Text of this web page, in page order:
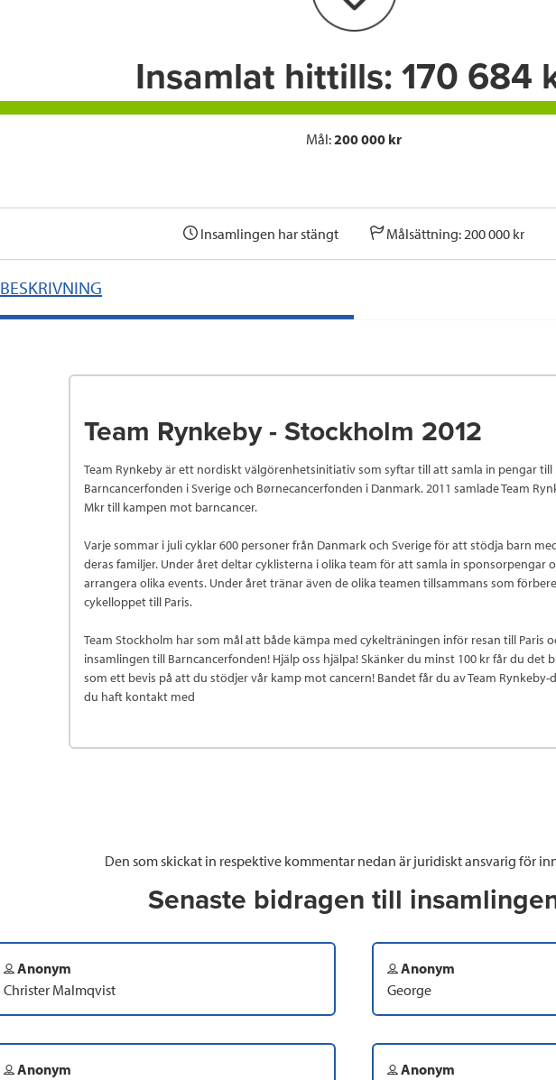
n
Insamlat hittills: 170 684
Mål:200 000 kr
Insamlingen har stängt Målsättning: 200 000 kr
BESKRIVNING
Team Rynkeby - Stockholm 2012
Team Rynkeby är ett nordiskt välgörenhetsinitiativ som syftar till att samla in pengar till
Barncancerfonden i Sverige och Børnecancerfonden i Danmark. 2011 samlade Team
Mkr till kampen mot barncancer.
Varje sommar i juli cyklar 600 personer från Danmark och Sverige för att stödja barn
deras familjer. Under året deltar cyklisterna i olika team för att samla in sponsorpengar
arrangera olika events. Under året tränar även de olika teamen tillsammans som
cykelloppet till Paris.
Team Stockholm har som mål att både kämpa med cykelträningen inför resan till Paris
insamlingen till Barncancerfonden! Hjälp oss hjälpa! Skänker du minst 100 kr får du det
som ett bevis på att du stödjer vår kamp mot cancern! Bandet får du av Team Rynkeby-
du haft kontakt med
Den som skickat in respektive kommentar nedan är juridiskt ansvarig för
Senaste bidragen till
Anonym
Christer Malmqvist
Anonym
Anonym
George
Anonym